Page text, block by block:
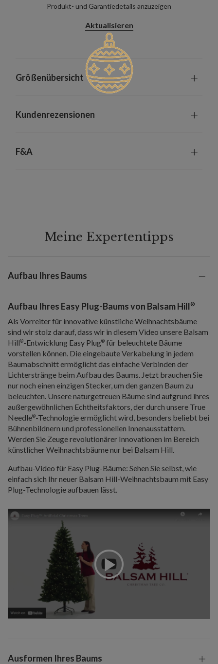
Produkt- und Garantiedetails anzuzeigen
Aktualisieren
Größenübersicht
Kundenrezensionen
F&A
Meine Expertentipps
Aufbau Ihres Baums
Aufbau Ihres Easy Plug-Baums von Balsam Hill®
Als Vorreiter für innovative künstliche Weihnachtsbäume
sind wir stolz darauf, dass wir in diesem Video unsere Balsam
Hill®-Entwicklung Easy Plug® für beleuchtete Bäume
vorstellen können. Die eingebaute Verkabelung in jedem
Baumabschnitt ermöglicht das einfache Verbinden der
Lichterstränge beim Aufbau des Baums. Jetzt brauchen Sie
nur noch einen einzigen Stecker, um den ganzen Baum zu
beleuchten. Unsere naturgetreuen Bäume sind aufgrund ihres
außergewöhnlichen Echtheitsfaktors, der durch unsere True
Needle®-Technologie ermöglicht wird, besonders beliebt bei
Bühnenbildnern und professionellen Innenausstattern.
Werden Sie Zeuge revolutionärer Innovationen im Bereich
künstlicher Weihnachtsbäume nur bei Balsam Hill.
Aufbau-Video für Easy Plug-Bäume: Sehen Sie selbst, wie
einfach sich Ihr neuer Balsam Hill-Weihnachtsbaum mit Easy
Plug-Technologie aufbauen lässt.
Ausformen Ihres Baums